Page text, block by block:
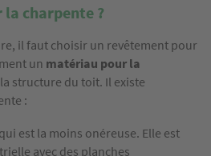
charpente ?
il faut choisir un revêtement pour
un matériau pour la
structure du toit. Il existe
:
est la moins onéreuse. Elle est
avec des planches